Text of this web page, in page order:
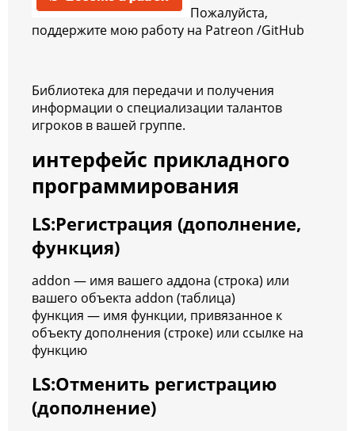
Пожалуйста,
поддержите мою работу на Patreon /GitHub
Библиотека для передачи и получения
информации о специализации талантов
игроков в вашей группе.
интерфейс прикладного
программирования
LS:Регистрация (дополнение,
функция)
addon — имя вашего аддона (строка) или
вашего объекта addon (таблица)
функция — имя функции, привязанное к
объекту дополнения (строке) или ссылке на
функцию
LS:Отменить регистрацию
(дополнение)